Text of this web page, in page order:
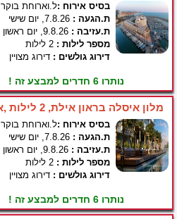
בסיס אירוח :ל.וארוחת בוקר
ת.הגעה :
ת.עזיבה :
מספר לילות :
דירוג גולשים : דירוג מצויין
נותרו 6 חדרים למבצע זה !
מלון איסלה בראון אילת, 2 לילות ,אמצ"ש
בסיס אירוח :ל.וארוחת בוקר
ת.הגעה :
ת.עזיבה :
מספר לילות :
דירוג גולשים : דירוג מצויין
נותרו 6 חדרים למבצע זה !